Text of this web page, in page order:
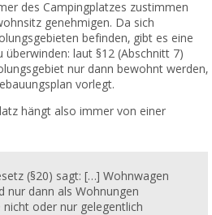
des Campingplatzes zustimmen
genehmigen. Da sich
befinden, gibt es eine
laut §12 (Abschnitt 7)
nur dann bewohnt werden,
vorlegt.
hängt also immer von einer
(§20) sagt: […] Wohnwagen
nur dann als Wohnungen
nicht oder nur gelegentlich